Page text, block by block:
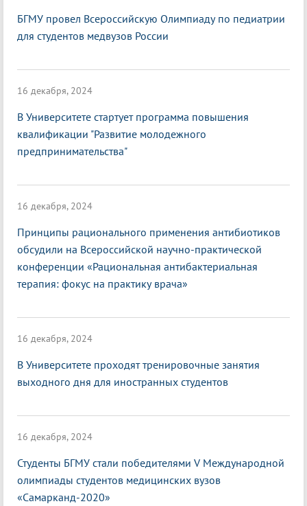
БГМУ провел Всероссийскую Олимпиаду по педиатрии
для студентов медвузов России
16 декабря, 2024
В Университете стартует программа повышения
квалификации "Развитие молодежного
предпринимательства"
16 декабря, 2024
Принципы рационального применения антибиотиков
обсудили на Всероссийской научно-практической
конференции «Рациональная антибактериальная
терапия: фокус на практику врача»
16 декабря, 2024
В Университете проходят тренировочные занятия
выходного дня для иностранных студентов
16 декабря, 2024
Студенты БГМУ стали победителями V Международной
олимпиады студентов медицинских вузов
«Самарканд-2020»